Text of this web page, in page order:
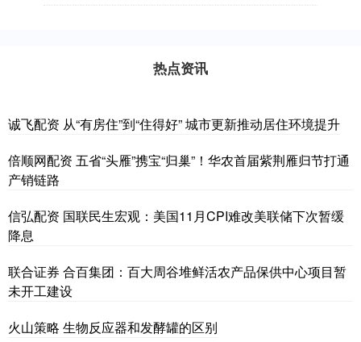
热点资讯
诚飞配资 从“有房住”到“住得好” 城市更新推动居住环境提升
倍顺网配资 五省“头雁”携宝“归巢”！华农首届紫荆雁归节打通
产销链路
信弘配资 国联民生宏观：美国11月CPI难改美联储下次暂缓
降息
联合证券 合百集团：百大周谷堆鲜活农产品保供中心项目暂
未开工建设
火山策略 生物反应器和发酵罐的区别